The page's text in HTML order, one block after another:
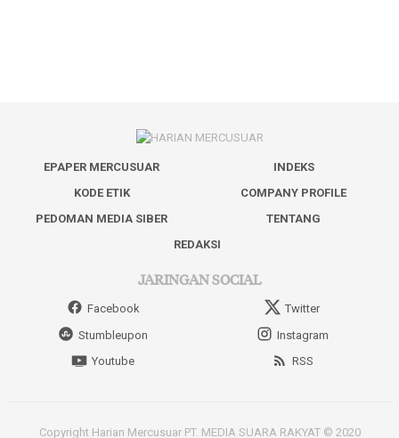
EPAPER MERCUSUAR
INDEKS
KODE ETIK
COMPANY PROFILE
PEDOMAN MEDIA SIBER
TENTANG
REDAKSI
JARINGAN SOCIAL
Facebook
Twitter
Stumbleupon
Instagram
Youtube
RSS
Copyright Harian Mercusuar PT. MEDIA SUARA RAKYAT © 2020